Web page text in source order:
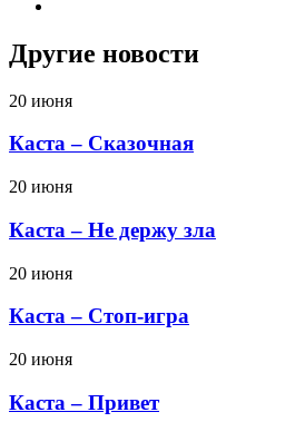
Другие новости
20 июня
Каста – Сказочная
20 июня
Каста – Не держу зла
20 июня
Каста – Стоп-игра
20 июня
Каста – Привет